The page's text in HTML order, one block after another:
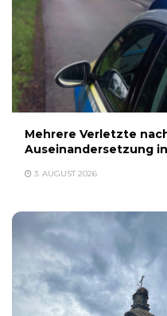
Mehrere Verletzte
Auseinandersetzung
3. AUGUST 2026